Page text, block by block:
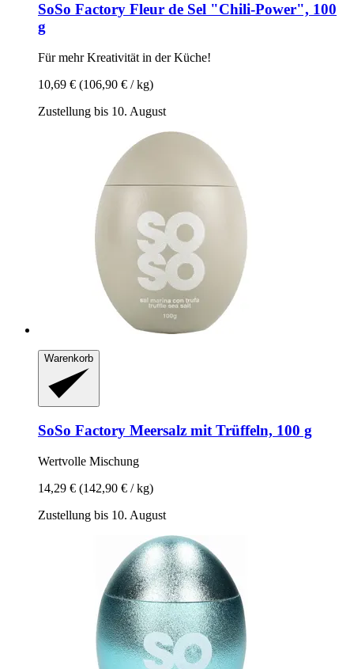
SoSo Factory Fleur de Sel "Chili-​Power", 100
g
Für mehr Kreativität in der Küche!
10,69 € (106,90 € / kg)
Zustellung bis 10. August
Warenkorb
SoSo Factory Meersalz mit Trüffeln, 100 g
Wertvolle Mischung
14,29 € (142,90 € / kg)
Zustellung bis 10. August